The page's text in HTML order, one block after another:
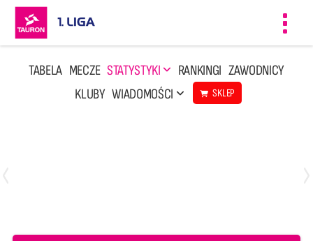
TABELA MECZE STATYSTYKI RANKINGI ZAWODNICY
KLUBY WIADOMOŚCI SKLEP